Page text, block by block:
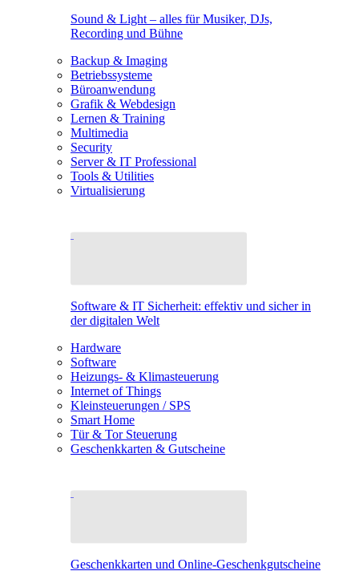
Sound & Light – alles für Musiker, DJs,
Recording und Bühne
Backup & Imaging
Betriebssysteme
Büroanwendung
Grafik & Webdesign
Lernen & Training
Multimedia
Security
Server & IT Professional
Tools & Utilities
Virtualisierung
Software & IT Sicherheit: effektiv und sicher in
der digitalen Welt
Hardware
Software
Heizungs- & Klimasteuerung
Internet of Things
Kleinsteuerungen / SPS
Smart Home
Tür & Tor Steuerung
Geschenkkarten & Gutscheine
Geschenkkarten und Online-Geschenkgutscheine